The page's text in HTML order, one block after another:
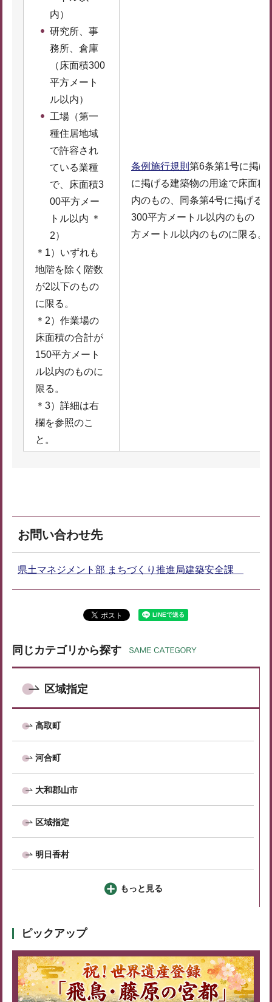
内）
研究所、事
務所、倉庫
（床面積300
平方メート
ル以内）
工場（第一
種住居地域
で許容され
ている業種
で、床面積3
00平方メー
トル以内 ＊
2）
＊1）いずれも
地階を除く階数
が2以下のもの
に限る。
＊2）作業場の
床面積の合計が
150平方メート
ル以内のものに
限る。
＊3）詳細は右
欄を参照のこ
と。
条例施行規則 第6条第1号に掲げ
に掲げる建築物の用途で床面
内のもの、同条第4号に掲げる
300平方メートル以内のもの（
方メートル以内のものに限る。
お問い合わせ先
県土マネジメント部 まちづくり推進局建築安全課
同じカテゴリから探す
区域指定
高取町
河合町
大和郡山市
区域指定
明日香村
もっと見る
ピックアップ